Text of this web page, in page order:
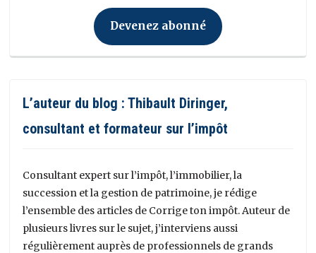
Devenez abonné
L’auteur du blog : Thibault Diringer,
consultant et formateur sur l’impôt
Consultant expert sur l’impôt, l’immobilier, la
succession et la gestion de patrimoine, je rédige
l’ensemble des articles de Corrige ton impôt. Auteur de
plusieurs livres sur le sujet, j’interviens aussi
régulièrement auprès de professionnels de grands